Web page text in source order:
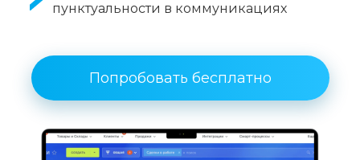
пунктуальности в коммуникациях
Попробовать бесплатно